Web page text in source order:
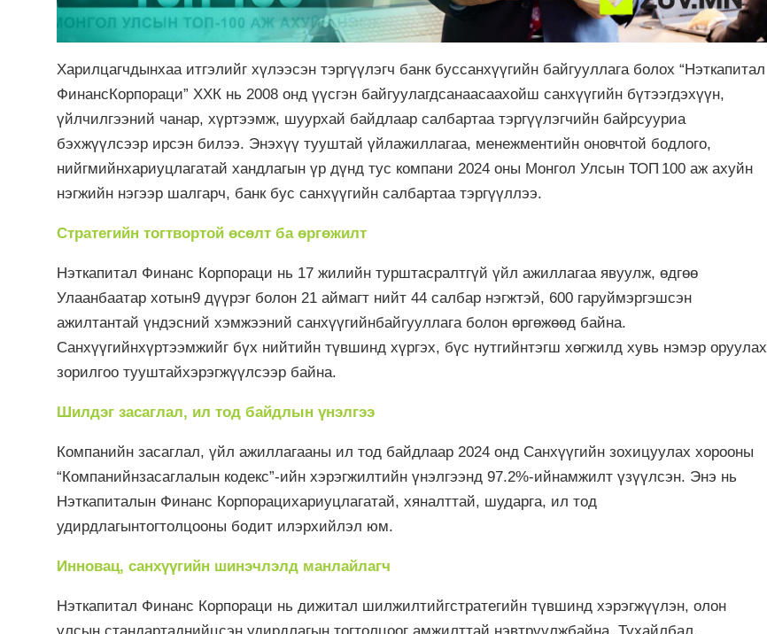
Харилцагчдынхаа итгэлийг хүлээсэн тэргүүлэгч банк буссанхүүгийн байгууллага болох “Нэткапитал
ФинансКорпораци” ХХК нь 2008 онд үүсгэн байгуулагдсанаасаахойш санхүүгийн бүтээгдэхүүн,
үйлчилгээний чанар, хүртээмж, шуурхай байдлаар салбартаа тэргүүлэгчийн байрсууриа
бэхжүүлсээр ирсэн билээ. Энэхүү тууштай үйлажиллагаа, менежментийн оновчтой бодлого,
нийгмийнхариуцлагатай хандлагын үр дүнд тус компани 2024 оны Монгол Улсын ТОП 100 аж ахуйн
нэгжийн нэгээр шалгарч, банк бус санхүүгийн салбартаа тэргүүллээ.
Стратегийн тогтвортой өсөлт ба өргөжилт
Нэткапитал Финанс Корпораци нь 17 жилийн турштасралтгүй үйл ажиллагаа явуулж, өдгөө
Улаанбаатар хотын9 дүүрэг болон 21 аймагт нийт 44 салбар нэгжтэй, 600 гаруймэргэшсэн
ажилтантай үндэсний хэмжээний санхүүгийнбайгууллага болон өргөжөөд байна.
Санхүүгийнхүртээмжийг бүх нийтийн түвшинд хүргэх, бүс нутгийнтэгш хөгжилд хувь нэмэр оруулах
зорилгоо тууштайхэрэгжүүлсээр байна.
Шилдэг засаглал, ил тод байдлын үнэлгээ
Компанийн засаглал, үйл ажиллагааны ил тод байдлаар 2024 онд Санхүүгийн зохицуулах хорооны
“Компанийнзасаглалын кодекс”-ийн хэрэгжилтийн үнэлгээнд 97.2%-ийнамжилт үзүүлсэн. Энэ нь
Нэткапиталын Финанс Корпорацихариуцлагатай, хяналттай, шударга, ил тод
удирдлагынтогтолцооны бодит илэрхийлэл юм.
Инновац, санхүүгийн шинэчлэлд манлайлагч
Нэткапитал Финанс Корпораци нь дижитал шилжилтийгстратегийн түвшинд хэрэгжүүлэн, олон
улсын стандартаднийцсэн удирдлагын тогтолцоог амжилттай нэвтрүүлжбайна. Тухайлбал,